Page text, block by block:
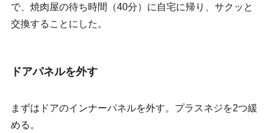
で、焼肉屋の待ち時間（40分）に自宅に帰り、サクッと
交換することにした。
ドアパネルを外す
まずはドアのインナーパネルを外す。プラスネジを2つ緩
める。